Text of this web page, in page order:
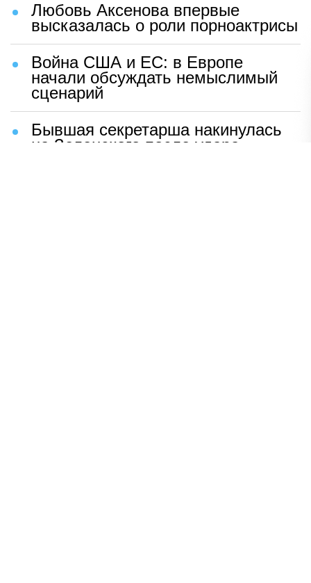
Любовь Аксенова впервые
высказалась о роли порноактрисы
Война США и ЕС: в Европе
начали обсуждать немыслимый
сценарий
Бывшая секретарша накинулась
на Зеленского после удара